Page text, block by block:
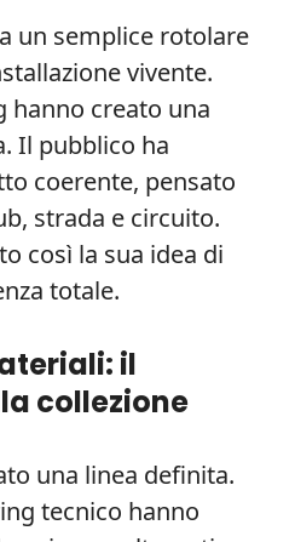
un semplice rotolare
vivente.
hanno creato una
Il pubblico ha
coerente, pensato
strada e circuito.
così la sua idea di
totale.
il
collezione
una linea definita.
tecnico hanno